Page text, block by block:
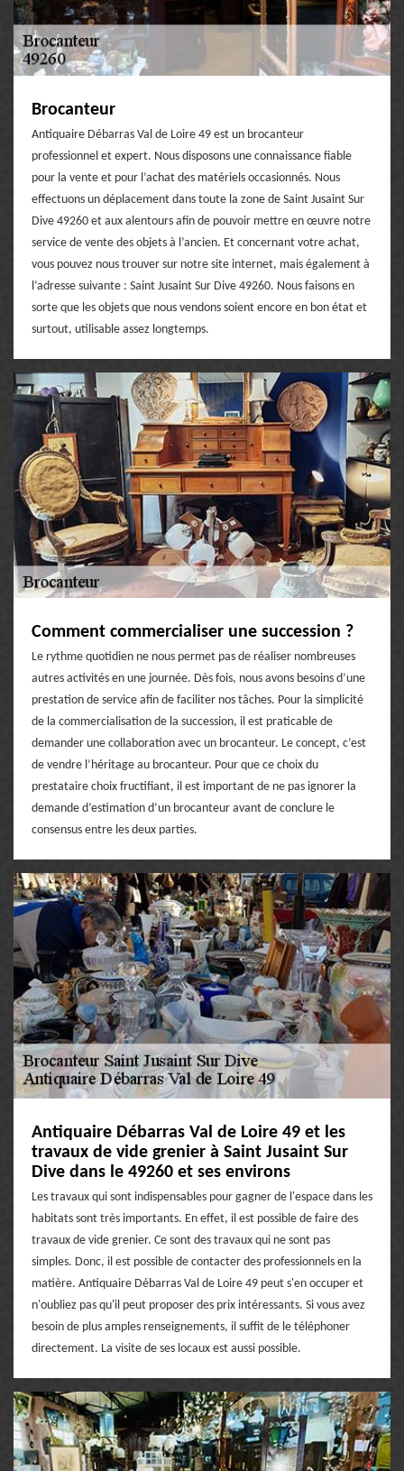
Brocanteur
Antiquaire Débarras Val de Loire 49 est un brocanteur
professionnel et expert. Nous disposons une connaissance fiable
pour la vente et pour l’achat des matériels occasionnés. Nous
effectuons un déplacement dans toute la zone de Saint Jusaint Sur
Dive 49260 et aux alentours afin de pouvoir mettre en œuvre notre
service de vente des objets à l’ancien. Et concernant votre achat,
vous pouvez nous trouver sur notre site internet, mais également à
l’adresse suivante : Saint Jusaint Sur Dive 49260. Nous faisons en
sorte que les objets que nous vendons soient encore en bon état et
surtout, utilisable assez longtemps.
Comment commercialiser une succession ?
Le rythme quotidien ne nous permet pas de réaliser nombreuses
autres activités en une journée. Dès fois, nous avons besoins d’une
prestation de service afin de faciliter nos tâches. Pour la simplicité
de la commercialisation de la succession, il est praticable de
demander une collaboration avec un brocanteur. Le concept, c’est
de vendre l’héritage au brocanteur. Pour que ce choix du
prestataire choix fructifiant, il est important de ne pas ignorer la
demande d’estimation d’un brocanteur avant de conclure le
consensus entre les deux parties.
Antiquaire Débarras Val de Loire 49 et les
travaux de vide grenier à Saint Jusaint Sur
Dive dans le 49260 et ses environs
Les travaux qui sont indispensables pour gagner de l'espace dans les
habitats sont très importants. En effet, il est possible de faire des
travaux de vide grenier. Ce sont des travaux qui ne sont pas
simples. Donc, il est possible de contacter des professionnels en la
matière. Antiquaire Débarras Val de Loire 49 peut s'en occuper et
n'oubliez pas qu'il peut proposer des prix intéressants. Si vous avez
besoin de plus amples renseignements, il suffit de le téléphoner
directement. La visite de ses locaux est aussi possible.